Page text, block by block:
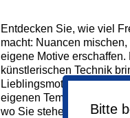
Entdecken Sie, wie viel
macht: Nuancen
eigene Motive
künstlerischen Technik
Lieblingsmotive auf die
eigenen Tempo. Unser
wo Sie stehen und geht
Bitte